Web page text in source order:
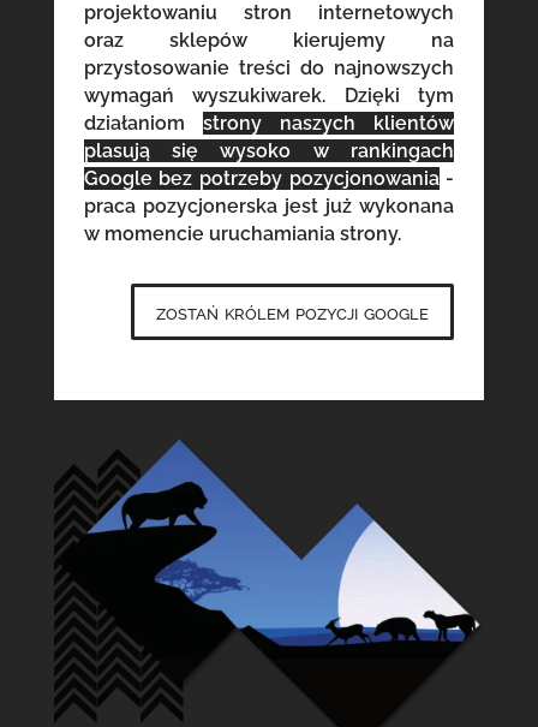
projektowaniu stron internetowych
oraz sklepów kierujemy na
przystosowanie treści do najnowszych
wymagań wyszukiwarek. Dzięki tym
działaniom strony naszych klientów
plasują się wysoko w rankingach
Google bez potrzeby pozycjonowania-
praca pozycjonerska jest już wykonana
w momencie uruchamiania strony.
zostań królem pozycji google